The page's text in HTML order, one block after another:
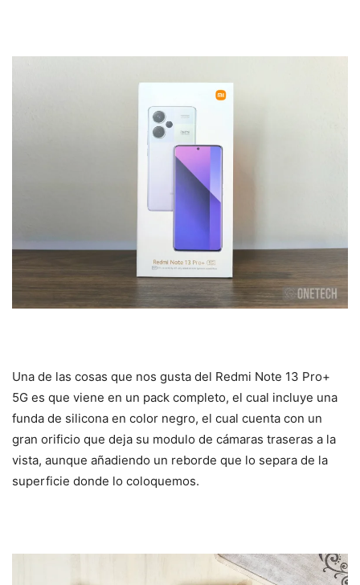
Una de las cosas que nos gusta del Redmi Note 13 Pro+
5G es que viene en un pack completo, el cual incluye una
funda de silicona en color negro, el cual cuenta con un
gran orificio que deja su modulo de cámaras traseras a la
vista, aunque añadiendo un reborde que lo separa de la
superficie donde lo coloquemos.